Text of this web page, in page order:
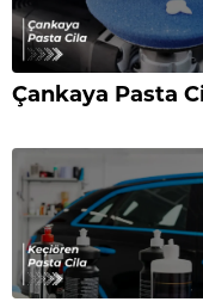
Çankaya Pasta